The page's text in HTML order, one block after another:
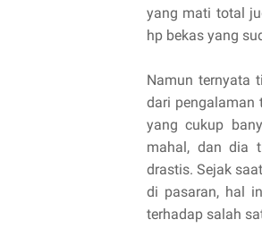
yang mati total
hp bekas yang
Namun ternyata
dari pengalaman
yang cukup
mahal, dan dia
drastis. Sejak
di pasaran, hal
terhadap salah